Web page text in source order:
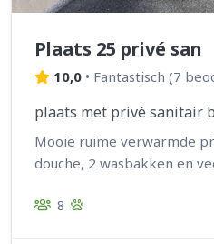
Plaats 25 privé san
10,0 • Fantastisch (7
plaats met privé sanitair
Mooie ruime verwarmde
douche, 2 wasbakken en
8